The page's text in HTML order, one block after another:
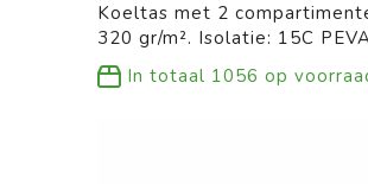
Koeltas met 2
320 gr/m². Isolatie: 15C
In totaal 1056 op